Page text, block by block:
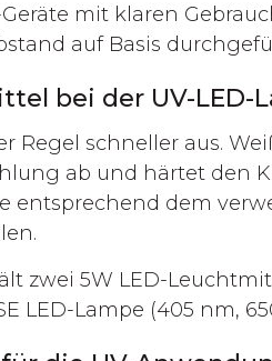
mit klaren
auf Basis
bei der UV-LED-
Regel schneller aus.
ab und härtet den
entsprechend dem
zwei 5W LED-
LED-Lampe (405 nm,